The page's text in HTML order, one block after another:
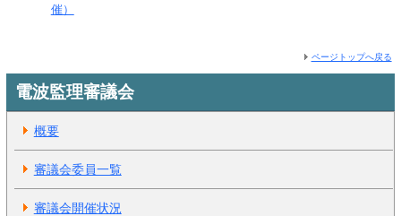
催）
ページトップへ戻る
電波監理審議会
概要
審議会委員一覧
審議会開催状況